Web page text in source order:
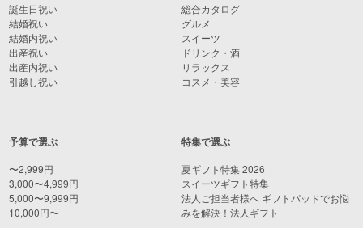
誕生日祝い
結婚祝い
結婚内祝い
出産祝い
出産内祝い
引越し祝い
予算で選ぶ
〜2,999円
3,000〜4,999円
5,000〜9,999円
10,000円〜
総合カタログ
グルメ
スイーツ
ドリンク・酒
リラックス
コスメ・美容
特集で選ぶ
夏ギフト特集 2026
スイーツギフト特集
法人ご担当者様へ ギフトパッドでお悩
みを解決！法人ギフト